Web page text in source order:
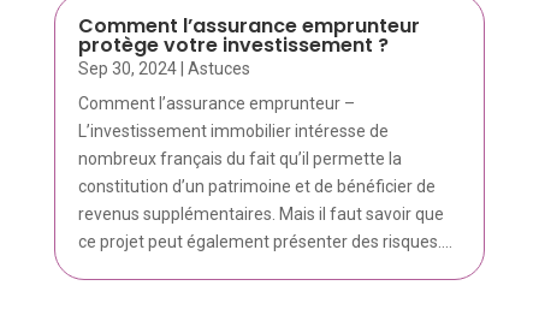
Comment l’assurance emprunteur
protège votre investissement ?
Sep 30, 2024| Astuces
Comment l’assurance emprunteur –
L’investissement immobilier intéresse de
nombreux français du fait qu’il permette la
constitution d’un patrimoine et de bénéficier de
revenus supplémentaires. Mais il faut savoir que
ce projet peut également présenter des risques....